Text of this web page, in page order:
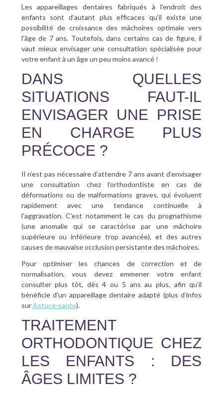
Les appareillages dentaires fabriqués à l’endroit des
enfants sont d’autant plus efficaces qu’il existe une
possibilité de croissance des mâchoires optimale vers
l’âge de 7 ans. Toutefois, dans certains cas de figure, il
vaut mieux envisager une consultation spécialisée pour
votre enfant à un âge un peu moins avancé !
DANS QUELLES
SITUATIONS FAUT-IL
ENVISAGER UNE PRISE
EN CHARGE PLUS
PRÉCOCE ?
Il n’est pas nécessaire d’attendre 7 ans avant d’envisager
une consultation chez l’orthodontiste en cas de
déformations ou de malformations graves, qui évoluent
rapidement avec une tendance continuelle à
l’aggravation. C’est notamment le cas du prognathisme
(une anomalie qui se caractérise par une mâchoire
supérieure ou inférieure trop avancée), et des autres
causes de mauvaise occlusion persistante des mâchoires.
Pour optimiser les chances de correction et de
normalisation, vous devez emmener votre enfant
consulter plus tôt, dès 4 ou 5 ans au plus, afin qu’il
bénéficie d’un appareillage dentaire adapté (plus d’infos
surAstuce-sante).
TRAITEMENT
ORTHODONTIQUE CHEZ
LES ENFANTS : DES
ÂGES LIMITES ?